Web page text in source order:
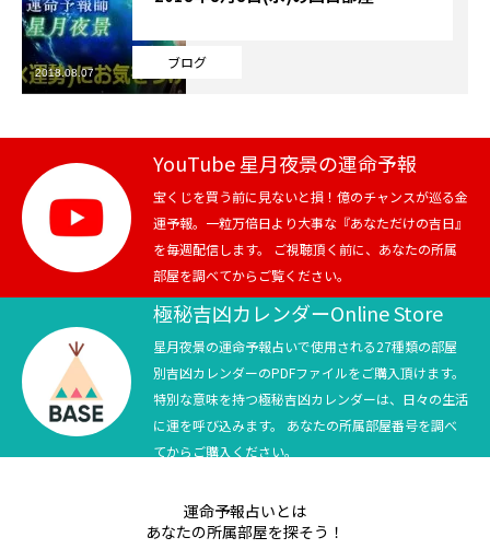
お知らせ
芸能界
テニス
スポーツ
競馬
テニス四大大会・五輪
テニス四大大会・五輪
ブログ
2018.08.07
YouTube 星月夜景の運命予報
宝くじを買う前に見ないと損！億のチャンスが巡る金
運予報。一粒万倍日より大事な『あなただけの吉日』
を毎週配信します。 ご視聴頂く前に、あなたの所属
部屋を調べてからご覧ください。
極秘吉凶カレンダーOnline Store
星月夜景の運命予報占いで使用される27種類の部屋
別吉凶カレンダーのPDFファイルをご購入頂けます。
特別な意味を持つ極秘吉凶カレンダーは、日々の生活
に運を呼び込みます。 あなたの所属部屋番号を調べ
てからご購入ください。
運命予報占いとは
あなたの所属部屋を探そう！